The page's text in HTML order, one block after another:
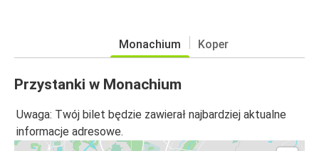
Monachium Koper
Przystanki w Monachium
Uwaga: Twój bilet będzie zawierał najbardziej aktualne
informacje adresowe.